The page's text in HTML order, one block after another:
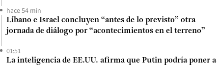
hace 54 min
Líbano e Israel concluyen “antes de lo previsto” otra
jornada de diálogo por “acontecimientos en el terreno”
01:51
La inteligencia de EE.UU. afirma que Putin podría poner a